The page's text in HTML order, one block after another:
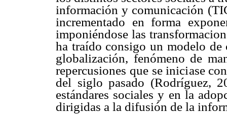
información y comunicación
incrementado en forma
imponiéndose las
ha traído consigo un modelo
globalización, fenómeno de
repercusiones que se iniciase
del siglo pasado (Rodríguez,
estándares sociales y en la
dirigidas a la difusión de la